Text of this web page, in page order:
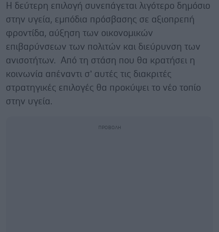
Η δεύτερη επιλογή συνεπάγεται λιγότερο δημόσιο
στην υγεία, εμπόδια πρόσβασης σε αξιοπρεπή
φροντίδα, αύξηση των οικονομικών
επιβαρύνσεων των πολιτών και διεύρυνση των
ανισοτήτων. Από τη στάση που θα κρατήσει η
κοινωνία απέναντι σ’ αυτές τις διακριτές
στρατηγικές επιλογές θα προκύψει το νέο τοπίο
στην υγεία.